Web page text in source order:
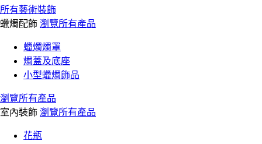
所有藝術裝飾
蠟燭配飾 瀏覽所有產品
蠟燭燭罩
燭蓋及底座
小型蠟燭飾品
瀏覽所有產品
室內裝飾 瀏覽所有產品
花瓶